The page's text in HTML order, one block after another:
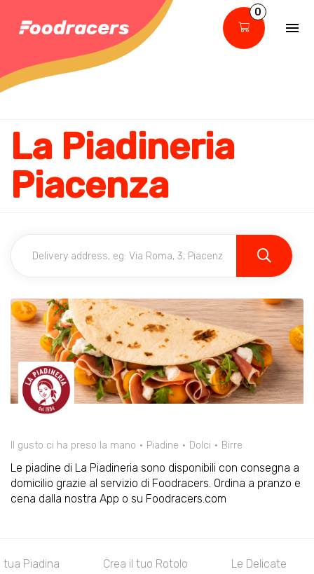
0
La Piadineria
Piacenza
Il gusto ci ha preso la mano Piadine Dolci Birre
Le piadine di La Piadineria sono disponibili con consegna a
domicilio grazie al servizio di Foodracers. Ordina a pranzo e
cena dalla nostra App o su Foodracers.com
tua Piadina Crea il tuo Rotolo Le Delicate